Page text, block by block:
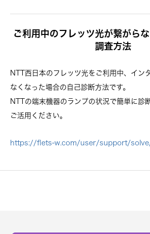
ご利用中のフレッツ光が繋がら
調査方法
NTT西日本のフレッツ光をご利用中、イン
なくなった場合の自己診断方法です。
NTTの端末機器のランプの状況で簡単に診
ご活用ください。
https://flets-w.com/user/support/